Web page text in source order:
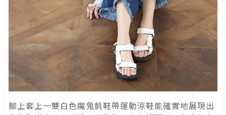
腳上套上一雙白色魔鬼氈鞋帶運動涼鞋能確實地展現出